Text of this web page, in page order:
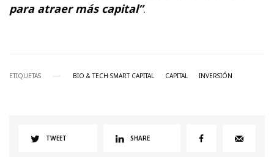
para atraer más capital”.
ETIQUETAS BIO & TECH SMART CAPITAL CAPITAL INVERSIÓN
TWEET SHARE